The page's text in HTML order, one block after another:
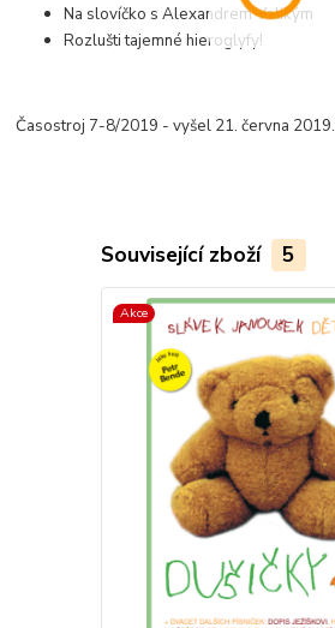
Na slovíčko s Alexandrem Velikým
Rozlušti tajemné hieroglyfy!
Časostroj 7-8/2019 - vyšel 21. června 2019.
Související zboží 5
Akce